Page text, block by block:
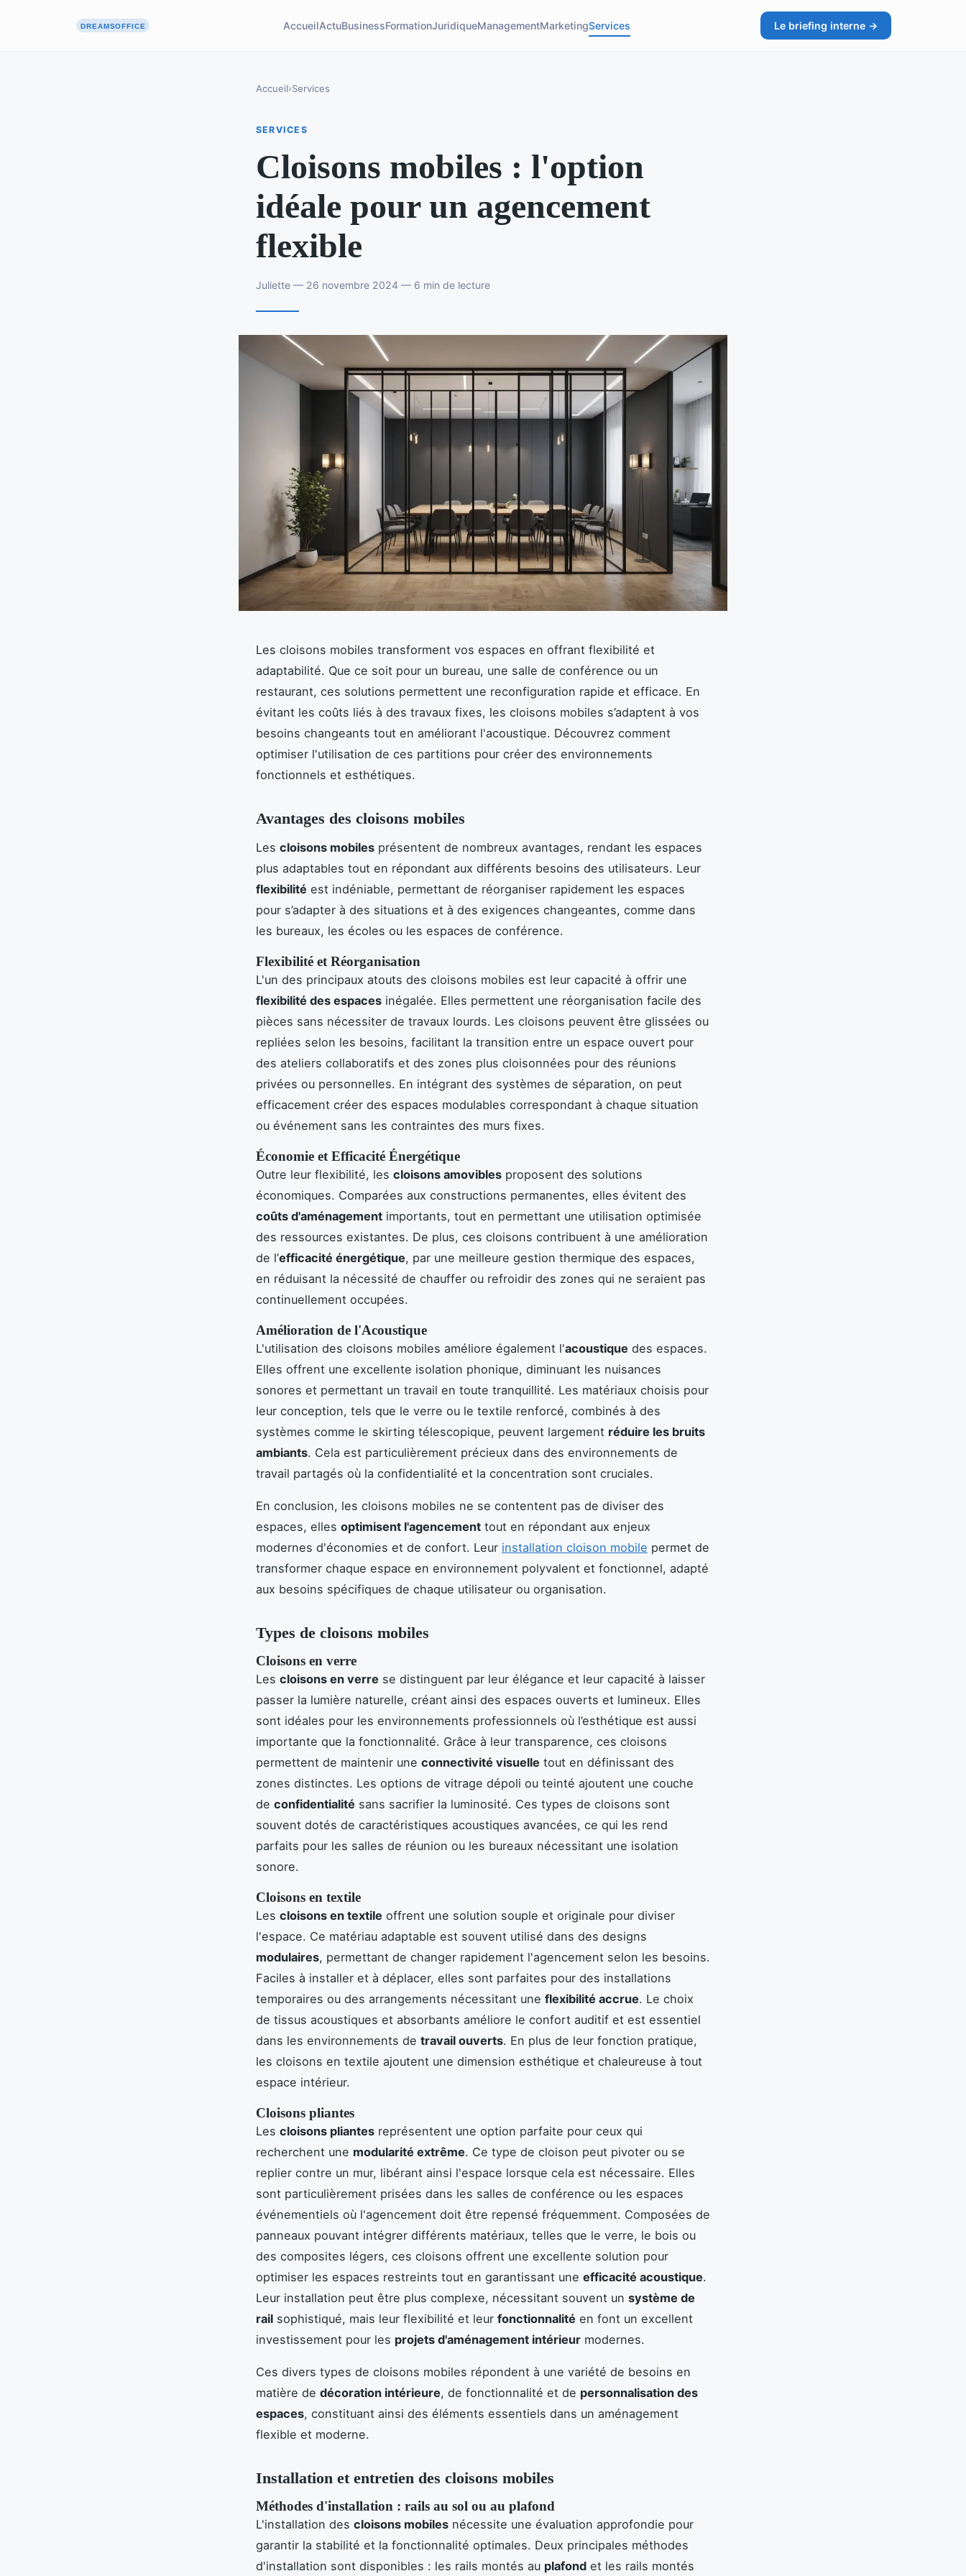
AccueilActuBusinessFormationJuridiqueManagementMarketingServices Le briefing interne →
Accueil›Services
SERVICES
Cloisons mobiles : l'option
idéale pour un agencement
flexible
Juliette — 26 novembre 2024 — 6 min de lecture
Les cloisons mobiles transforment vos espaces en offrant flexibilité et
adaptabilité. Que ce soit pour un bureau, une salle de conférence ou un
restaurant, ces solutions permettent une reconfiguration rapide et efficace. En
évitant les coûts liés à des travaux fixes, les cloisons mobiles s’adaptent à vos
besoins changeants tout en améliorant l'acoustique. Découvrez comment
optimiser l'utilisation de ces partitions pour créer des environnements
fonctionnels et esthétiques.
Avantages des cloisons mobiles
Les cloisons mobiles présentent de nombreux avantages, rendant les espaces
plus adaptables tout en répondant aux différents besoins des utilisateurs. Leur
flexibilité est indéniable, permettant de réorganiser rapidement les espaces
pour s’adapter à des situations et à des exigences changeantes, comme dans
les bureaux, les écoles ou les espaces de conférence.
Flexibilité et Réorganisation
L'un des principaux atouts des cloisons mobiles est leur capacité à offrir une
flexibilité des espaces inégalée. Elles permettent une réorganisation facile des
pièces sans nécessiter de travaux lourds. Les cloisons peuvent être glissées ou
repliées selon les besoins, facilitant la transition entre un espace ouvert pour
des ateliers collaboratifs et des zones plus cloisonnées pour des réunions
privées ou personnelles. En intégrant des systèmes de séparation, on peut
efficacement créer des espaces modulables correspondant à chaque situation
ou événement sans les contraintes des murs fixes.
Économie et Efficacité Énergétique
Outre leur flexibilité, les cloisons amovibles proposent des solutions
économiques. Comparées aux constructions permanentes, elles évitent des
coûts d'aménagement importants, tout en permettant une utilisation optimisée
des ressources existantes. De plus, ces cloisons contribuent à une amélioration
de l’efficacité énergétique, par une meilleure gestion thermique des espaces,
en réduisant la nécessité de chauffer ou refroidir des zones qui ne seraient pas
continuellement occupées.
Amélioration de l'Acoustique
L'utilisation des cloisons mobiles améliore également l'acoustique des espaces.
Elles offrent une excellente isolation phonique, diminuant les nuisances
sonores et permettant un travail en toute tranquillité. Les matériaux choisis pour
leur conception, tels que le verre ou le textile renforcé, combinés à des
systèmes comme le skirting télescopique, peuvent largement réduire les bruits
ambiants. Cela est particulièrement précieux dans des environnements de
travail partagés où la confidentialité et la concentration sont cruciales.
En conclusion, les cloisons mobiles ne se contentent pas de diviser des
espaces, elles optimisent l'agencement tout en répondant aux enjeux
modernes d'économies et de confort. Leur installation cloison mobile permet de
transformer chaque espace en environnement polyvalent et fonctionnel, adapté
aux besoins spécifiques de chaque utilisateur ou organisation.
Types de cloisons mobiles
Cloisons en verre
Les cloisons en verre se distinguent par leur élégance et leur capacité à laisser
passer la lumière naturelle, créant ainsi des espaces ouverts et lumineux. Elles
sont idéales pour les environnements professionnels où l’esthétique est aussi
importante que la fonctionnalité. Grâce à leur transparence, ces cloisons
permettent de maintenir une connectivité visuelle tout en définissant des
zones distinctes. Les options de vitrage dépoli ou teinté ajoutent une couche
de confidentialité sans sacrifier la luminosité. Ces types de cloisons sont
souvent dotés de caractéristiques acoustiques avancées, ce qui les rend
parfaits pour les salles de réunion ou les bureaux nécessitant une isolation
sonore.
Cloisons en textile
Les cloisons en textile offrent une solution souple et originale pour diviser
l'espace. Ce matériau adaptable est souvent utilisé dans des designs
modulaires, permettant de changer rapidement l'agencement selon les besoins.
Faciles à installer et à déplacer, elles sont parfaites pour des installations
temporaires ou des arrangements nécessitant une flexibilité accrue. Le choix
de tissus acoustiques et absorbants améliore le confort auditif et est essentiel
dans les environnements de travail ouverts. En plus de leur fonction pratique,
les cloisons en textile ajoutent une dimension esthétique et chaleureuse à tout
espace intérieur.
Cloisons pliantes
Les cloisons pliantes représentent une option parfaite pour ceux qui
recherchent une modularité extrême. Ce type de cloison peut pivoter ou se
replier contre un mur, libérant ainsi l'espace lorsque cela est nécessaire. Elles
sont particulièrement prisées dans les salles de conférence ou les espaces
événementiels où l'agencement doit être repensé fréquemment. Composées de
panneaux pouvant intégrer différents matériaux, telles que le verre, le bois ou
des composites légers, ces cloisons offrent une excellente solution pour
optimiser les espaces restreints tout en garantissant une efficacité acoustique.
Leur installation peut être plus complexe, nécessitant souvent un système de
rail sophistiqué, mais leur flexibilité et leur fonctionnalité en font un excellent
investissement pour les projets d'aménagement intérieur modernes.
Ces divers types de cloisons mobiles répondent à une variété de besoins en
matière de décoration intérieure, de fonctionnalité et de personnalisation des
espaces, constituant ainsi des éléments essentiels dans un aménagement
flexible et moderne.
Installation et entretien des cloisons mobiles
Méthodes d'installation : rails au sol ou au plafond
L'installation des cloisons mobiles nécessite une évaluation approfondie pour
garantir la stabilité et la fonctionnalité optimales. Deux principales méthodes
d'installation sont disponibles : les rails montés au plafond et les rails montés